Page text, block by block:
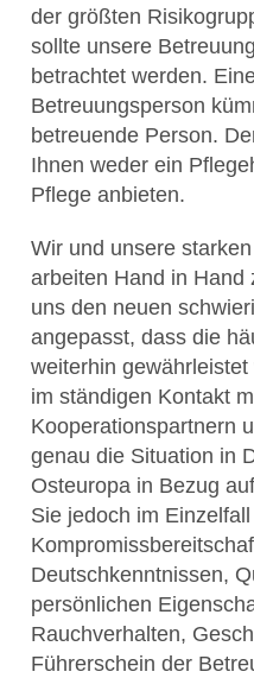
der größten
sollte unsere
betrachtet werden.
Betreuungsperson
betreuende Person.
Ihnen weder ein
Pflege anbieten.
Wir und unsere
arbeiten Hand in Hand
uns den neuen
angepasst, dass die
weiterhin
im ständigen Kontakt
Kooperationspartnern
genau die Situation in
Osteuropa in Bezug
Sie jedoch im
Deutschkenntnissen,
persönlichen
Rauchverhalten,
Führerschein der